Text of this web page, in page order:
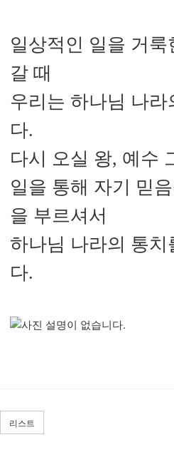
일상적인 일을 거룩
갈 때
우리는 하나님 나라
다.
다시 오실 왕, 예수
일을 통해 자기 믿
을 부르셔서
하나님 나라의 통치
다.
리스트